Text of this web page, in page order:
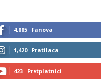
4,885 Fanova
1,420 Pratilaca
423 Pretplatnici